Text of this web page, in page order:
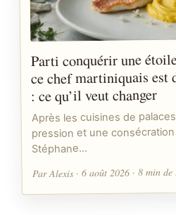
Parti conquérir une
ce chef martiniquais est
: ce qu’il veut changer
Après les cuisines de
pression et une
Stéphane…
Par Alexis · 6 août 2026 · 8 min de